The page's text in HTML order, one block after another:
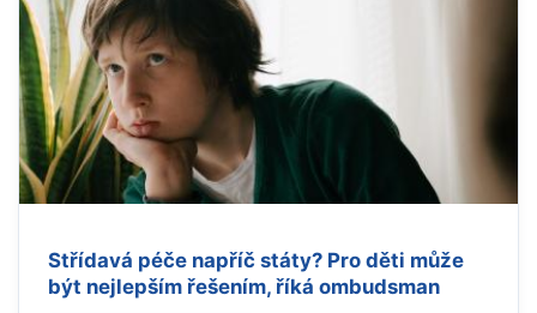
Střídavá péče napříč státy? Pro děti může
být nejlepším řešením, říká ombudsman